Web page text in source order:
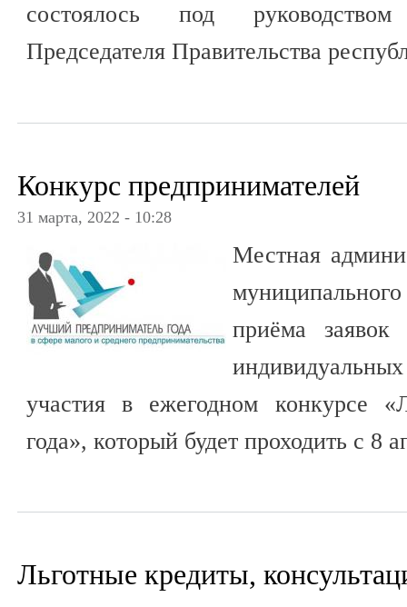
состоялось под
Председателя Правительства
Конкурс предпринимателей
31 марта, 2022 - 10:28
Местная
приёма
участия в ежегодном конкурсе
года», который будет проходить с 8
Льготные кредиты,